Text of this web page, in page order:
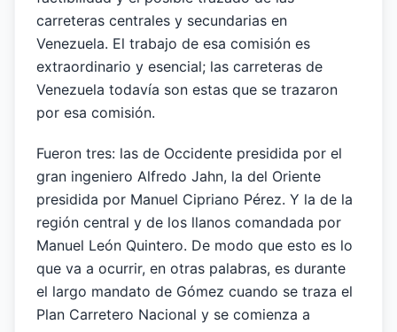
carreteras centrales y secundarias en
Venezuela. El trabajo de esa comisión es
extraordinario y esencial; las carreteras de
Venezuela todavía son estas que se trazaron
por esa comisión.
Fueron tres: las de Occidente presidida por el
gran ingeniero Alfredo Jahn, la del Oriente
presidida por Manuel Cipriano Pérez. Y la de la
región central y de los llanos comandada por
Manuel León Quintero. De modo que esto es lo
que va a ocurrir, en otras palabras, es durante
el largo mandato de Gómez cuando se traza el
Plan Carretero Nacional y se comienza a